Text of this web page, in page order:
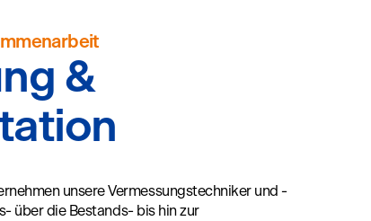
&
unsere Vermessungstechniker und -
über die Bestands- bis hin zur